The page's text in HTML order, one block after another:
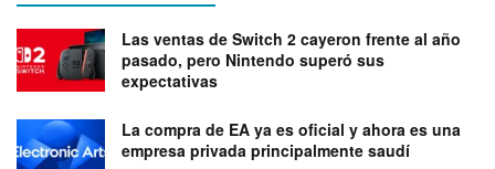
Las ventas de Switch 2 cayeron frente al año
pasado, pero Nintendo superó sus
expectativas
La compra de EA ya es oficial y ahora es una
empresa privada principalmente saudí